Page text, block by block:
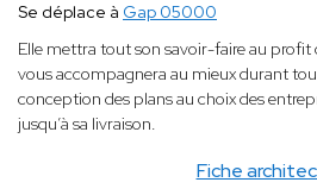
Fiche
Se déplace à Gap 05000
Elle mettra tout son savoir-faire au profit
vous accompagnera au mieux durant
conception des plans au choix des
jusqu’à sa livraison.